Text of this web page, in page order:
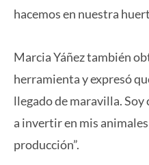
hacemos en nuestra
Marcia Yáñez también
herramienta y expresó
llegado de maravilla.
a invertir en mis
producción”.